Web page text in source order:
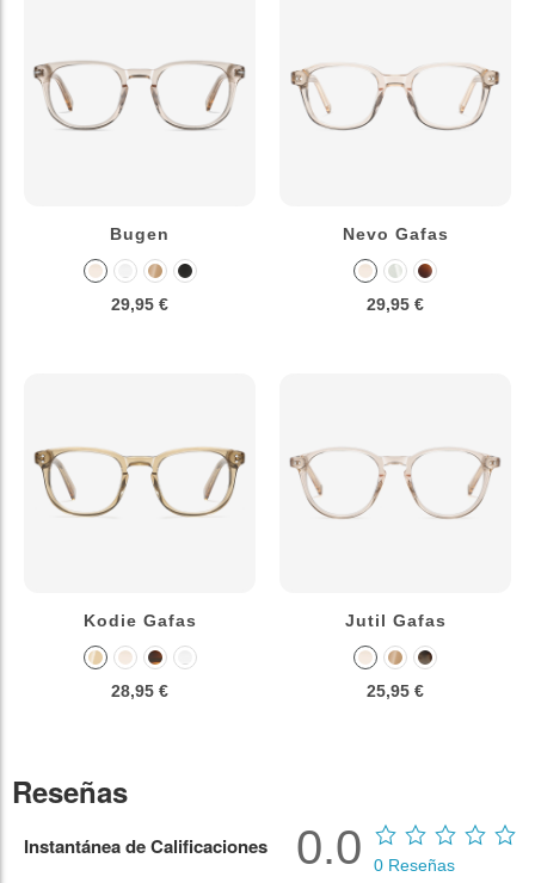
Bugen
29,95 €
Nevo Gafas
29,95 €
Kodie Gafas
28,95 €
Jutil Gafas
25,95 €
Reseñas
Instantánea de Calificaciones 0.0 0 Reseñas